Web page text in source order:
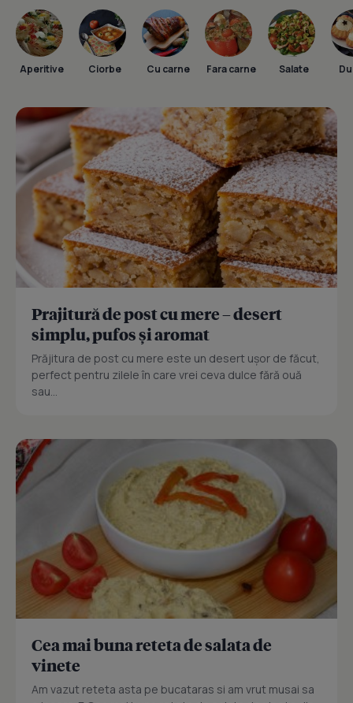
Aperitive Ciorbe Cu carne Fara carne Salate
Prajitură de post cu mere – desert
simplu, pufos și aromat
Prăjitura de post cu mere este un desert ușor de făcut,
perfect pentru zilele în care vrei ceva dulce fără ouă
sau...
Cea mai buna reteta de salata de
vinete
Am vazut reteta asta pe bucataras si am vrut musai sa